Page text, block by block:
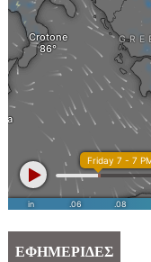
ΕΦΗΜΕΡΙΔΕΣ